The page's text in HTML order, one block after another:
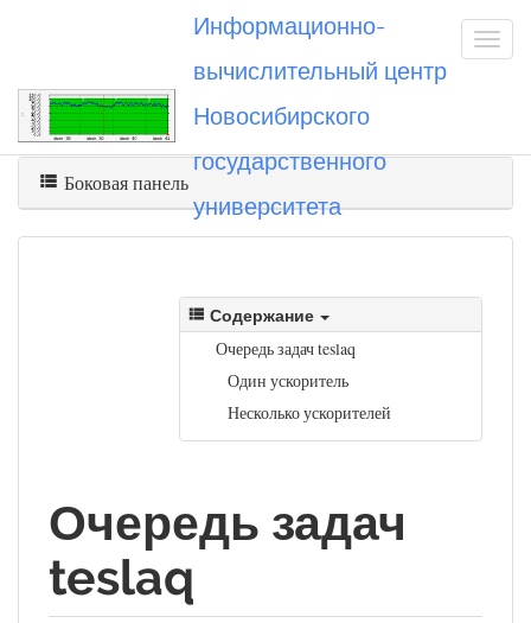
Информационно-
вычислительный центр
Новосибирского
государственного
университета
Вы посетили teslaq
Боковая панель
Содержание
Очередь задач teslaq
Один ускоритель
Несколько ускорителей
Очередь задач
teslaq